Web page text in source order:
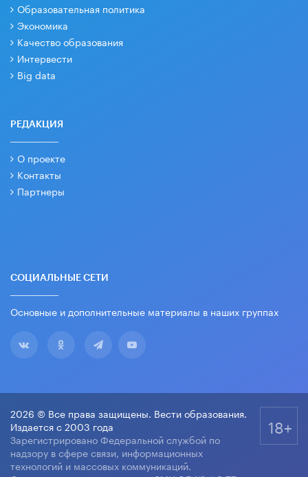
Образовательная политика
Экономика
Качество образования
Интервести
Big data
РЕДАКЦИЯ
О проекте
Контакты
Партнеры
СОЦИАЛЬНЫЕ СЕТИ
Основные и дополнительные материалы в наших группах
2026 © Все права защищены. Вести образования.
Издается с 2003 года
Зарегистрировано Федеральной службой по
надзору в сфере связи, информационных
технологий и массовых коммуникаций.
18+